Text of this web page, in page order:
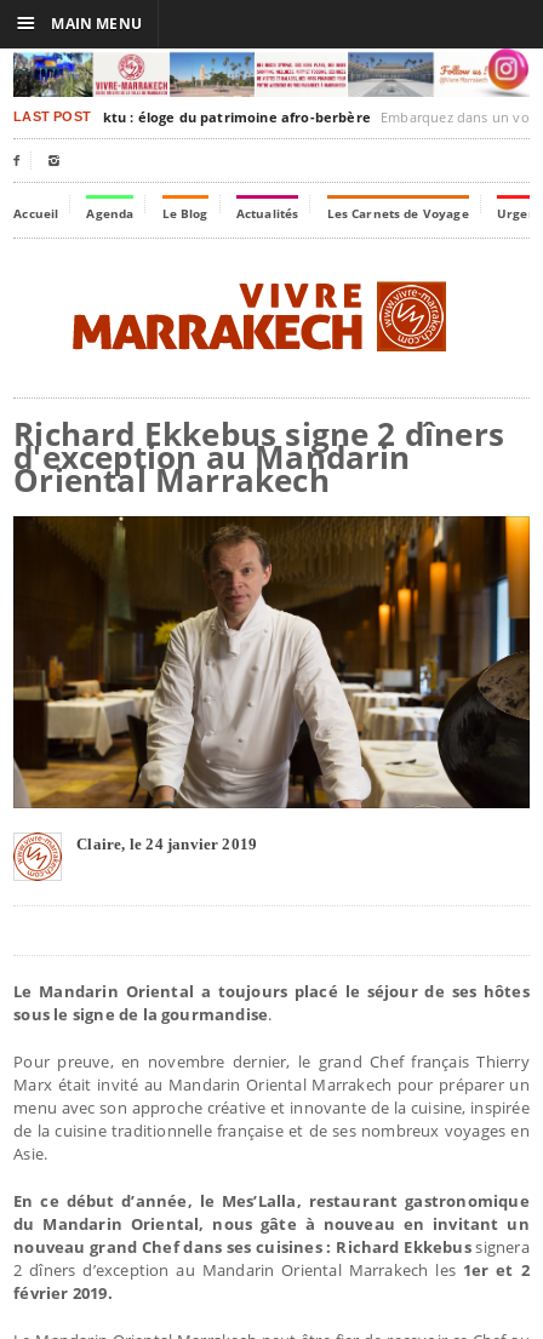
LAST POSTTimbuktu : éloge du patrimoine afro-berbère Embarquez dans un voyage culturel dans le
 
Accueil Agenda Le Blog Actualités Les Carnets de Voyage
Richard Ekkebus signe 2 dîners
d'exception au Mandarin
Oriental Marrakech
Claire, le 24 janvier 2019
Le Mandarin Oriental a toujours placé le séjour de ses hôtes
sous le signe de la gourmandise.
Pour preuve, en novembre dernier, le grand Chef français Thierry
Marx était invité au Mandarin Oriental Marrakech pour préparer un
menu avec son approche créative et innovante de la cuisine, inspirée
de la cuisine traditionnelle française et de ses nombreux voyages en
Asie.
En ce début d’année, le Mes’Lalla, restaurant gastronomique
du Mandarin Oriental, nous gâte à nouveau en invitant un
nouveau grand Chef dans ses cuisines : Richard Ekkebussignera
2 dîners d’exception au Mandarin Oriental Marrakech les 1er et 2
février 2019.
☰ MAIN MENU